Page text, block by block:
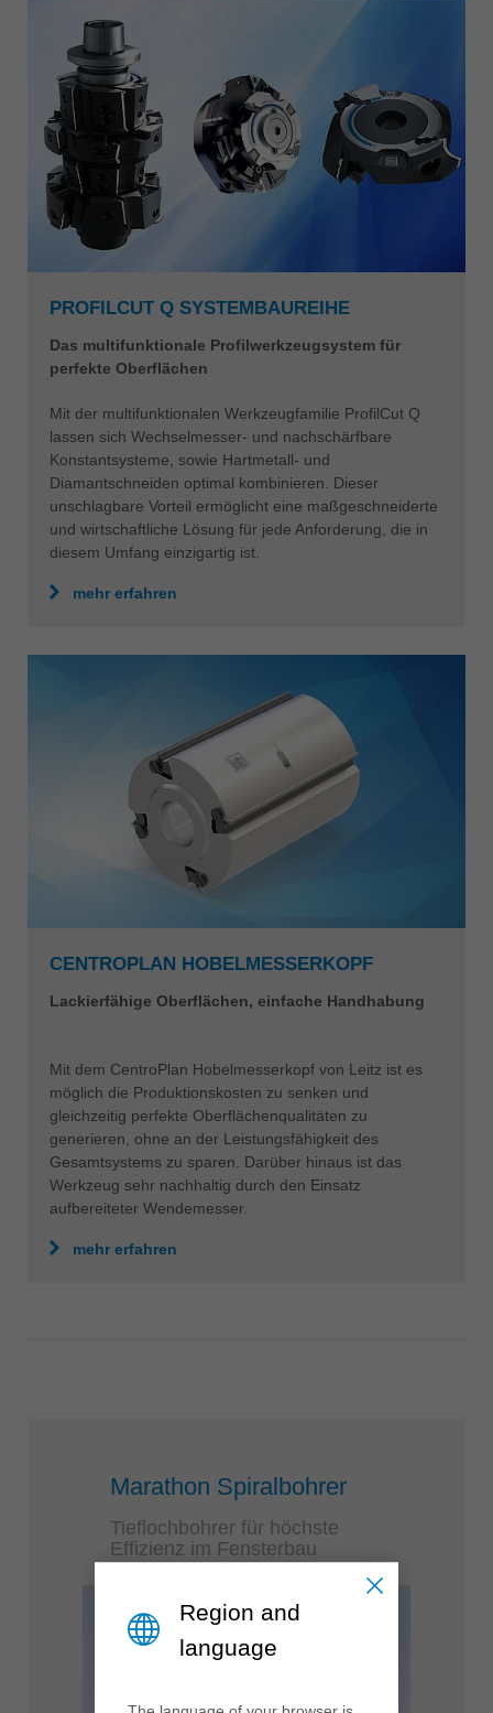
PROFILCUT Q SYSTEMBAUREIHE
Das multifunktionale Profilwerkzeugsystem für
perfekte Oberflächen
Mit der multifunktionalen Werkzeugfamilie ProfilCut Q
lassen sich Wechselmesser- und nachschärfbare
Konstantsysteme, sowie Hartmetall- und
Diamantschneiden optimal kombinieren. Dieser
unschlagbare Vorteil ermöglicht eine maßgeschneiderte
und wirtschaftliche Lösung für jede Anforderung, die in
diesem Umfang einzigartig ist.
mehr erfahren
CENTROPLAN HOBELMESSERKOPF
Lackierfähige Oberflächen, einfache Handhabung
Mit dem CentroPlan Hobelmesserkopf von Leitz ist es
möglich die Produktionskosten zu senken und
gleichzeitig perfekte Oberflächenqualitäten zu
generieren, ohne an der Leistungsfähigkeit des
Gesamtsystems zu sparen. Darüber hinaus ist das
Werkzeug sehr nachhaltig durch den Einsatz
aufbereiteter Wendemesser.
mehr erfahren
Marathon Spiralbohrer
Tieflochbohrer für höchste
Effizienz im Fensterbau
Region and
language